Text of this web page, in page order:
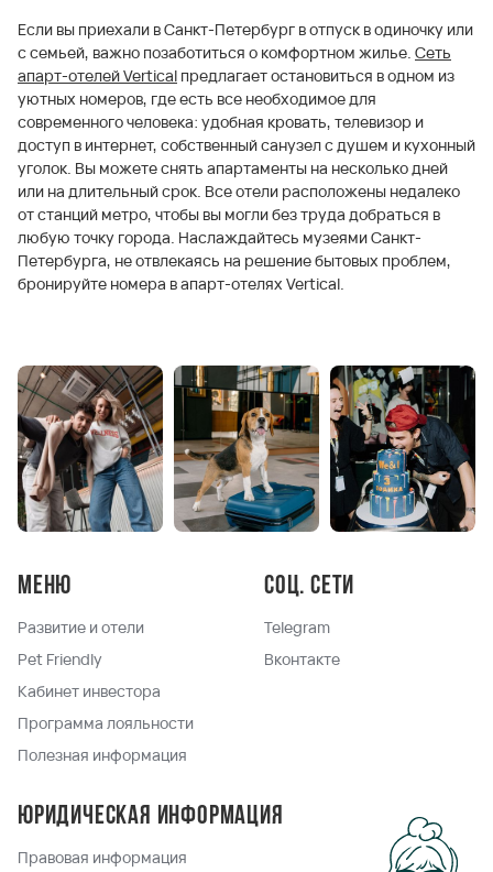
Если вы приехали в Санкт-Петербург в отпуск в одиночку или
с семьей, важно позаботиться о комфортном жилье. Сеть
апарт-отелей Vertical предлагает остановиться в одном из
уютных номеров, где есть все необходимое для
современного человека: удобная кровать, телевизор и
доступ в интернет, собственный санузел с душем и кухонный
уголок. Вы можете снять апартаменты на несколько дней
или на длительный срок. Все отели расположены недалеко
от станций метро, чтобы вы могли без труда добраться в
любую точку города. Наслаждайтесь музеями Санкт-
Петербурга, не отвлекаясь на решение бытовых проблем,
бронируйте номера в апарт-отелях Vertical.
Меню
Развитие и отели
Pet Friendly
Кабинет инвестора
Программа лояльности
Полезная информация
Соц. сети
Telegram
Вконтакте
Юридическая информация
Правовая информация